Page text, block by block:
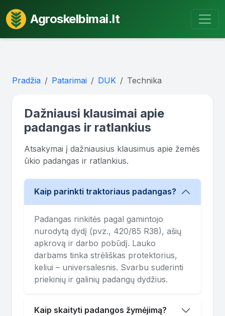
Agroskelbimai.lt
Pradžia Patarimai DUK Technika
Dažniausi klausimai apie
padangas ir ratlankius
Atsakymai į dažniausius klausimus apie žemės
ūkio padangas ir ratlankius.
Kaip parinkti traktoriaus padangas?
Padangas rinkitės pagal gamintojo
nurodytą dydį (pvz., 420/85 R38), ašių
apkrovą ir darbo pobūdį. Lauko
darbams tinka strėliškas protektorius,
keliui – universalesnis. Svarbu suderinti
priekinių ir galinių padangų dydžius.
Kaip skaityti padangos žymėjimą?